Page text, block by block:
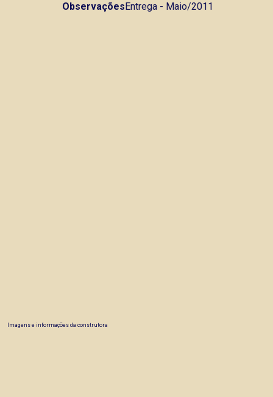
Observações Entrega - Maio/2011
Imagens e informações da construtora